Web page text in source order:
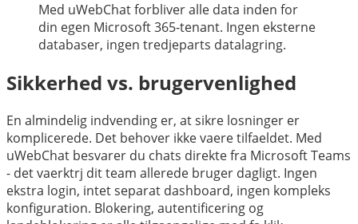
Med uWebChat forbliver alle data inden for
din egen Microsoft 365-tenant. Ingen eksterne
databaser, ingen tredjeparts datalagring.
Sikkerhed vs. brugervenlighed
En almindelig indvending er, at sikre losninger er
komplicerede. Det behover ikke vaere tilfaeldet. Med
uWebChat besvarer du chats direkte fra Microsoft Teams
- det vaerktrj dit team allerede bruger dagligt. Ingen
ekstra login, intet separat dashboard, ingen kompleks
konfiguration. Blokering, autentificering og